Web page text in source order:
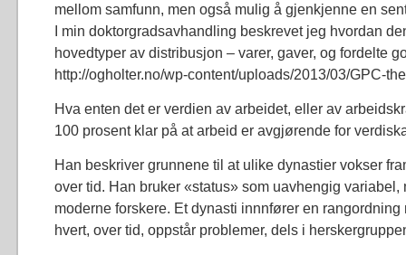
mellom samfunn, men også mulig å gjenkjenne en
I min doktorgradsavhandling beskrevet jeg hvordan
hovedtyper av distribusjon – varer, gaver, og fordelte
http://ogholter.no/wp-content/uploads/2013/03/GPC-
Hva enten det er verdien av arbeidet, eller av
100 prosent klar på at arbeid er avgjørende for
Han beskriver grunnene til at ulike dynastier vokser
over tid. Han bruker «status» som uavhengig variabel,
moderne forskere. Et dynasti innnfører en rangordning
hvert, over tid, oppstår problemer, dels i